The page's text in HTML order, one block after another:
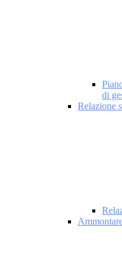
di
Relazione